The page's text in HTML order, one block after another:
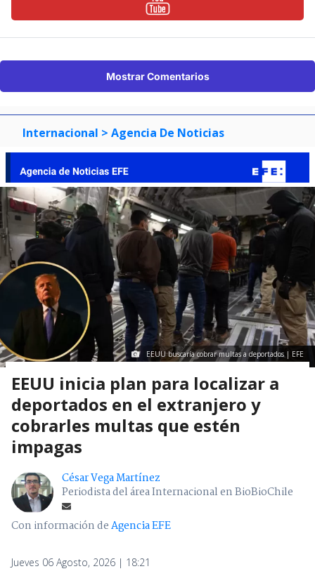
Mostrar Comentarios
Internacional > Agencia De Noticias
EEUU buscaría cobrar multas a deportados | EFE
EEUU inicia plan para localizar a
deportados en el extranjero y
cobrarles multas que estén
impagas
César Vega Martínez
Periodista del área Internacional en BioBioChile
Con información deAgencia EFE
Jueves 06 Agosto, 2026 | 18:21